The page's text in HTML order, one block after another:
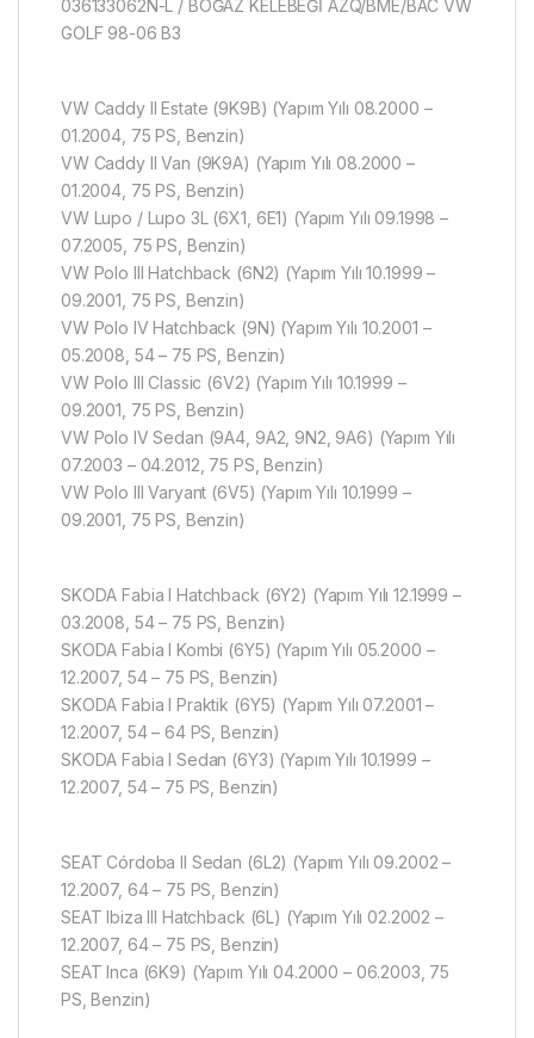
036133062N-L / BOĞAZ KELEBEĞİ AZQ/BME/BAC VW
GOLF 98-06 B3
VW Caddy II Estate (9K9B) (Yapım Yılı 08.2000 –
01.2004, 75 PS, Benzin)
VW Caddy II Van (9K9A) (Yapım Yılı 08.2000 –
01.2004, 75 PS, Benzin)
VW Lupo / Lupo 3L (6X1, 6E1) (Yapım Yılı 09.1998 –
07.2005, 75 PS, Benzin)
VW Polo III Hatchback (6N2) (Yapım Yılı 10.1999 –
09.2001, 75 PS, Benzin)
VW Polo IV Hatchback (9N) (Yapım Yılı 10.2001 –
05.2008, 54 – 75 PS, Benzin)
VW Polo III Classic (6V2) (Yapım Yılı 10.1999 –
09.2001, 75 PS, Benzin)
VW Polo IV Sedan (9A4, 9A2, 9N2, 9A6) (Yapım Yılı
07.2003 – 04.2012, 75 PS, Benzin)
VW Polo III Varyant (6V5) (Yapım Yılı 10.1999 –
09.2001, 75 PS, Benzin)
SKODA Fabia I Hatchback (6Y2) (Yapım Yılı 12.1999 –
03.2008, 54 – 75 PS, Benzin)
SKODA Fabia I Kombi (6Y5) (Yapım Yılı 05.2000 –
12.2007, 54 – 75 PS, Benzin)
SKODA Fabia I Praktik (6Y5) (Yapım Yılı 07.2001 –
12.2007, 54 – 64 PS, Benzin)
SKODA Fabia I Sedan (6Y3) (Yapım Yılı 10.1999 –
12.2007, 54 – 75 PS, Benzin)
SEAT Córdoba II Sedan (6L2) (Yapım Yılı 09.2002 –
12.2007, 64 – 75 PS, Benzin)
SEAT Ibiza III Hatchback (6L) (Yapım Yılı 02.2002 –
12.2007, 64 – 75 PS, Benzin)
SEAT Inca (6K9) (Yapım Yılı 04.2000 – 06.2003, 75
PS, Benzin)